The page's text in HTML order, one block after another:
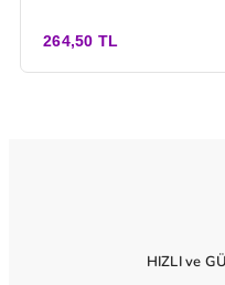
264,50 TL
HIZLI ve